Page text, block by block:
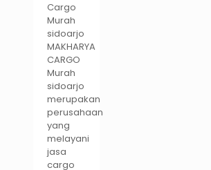
Cargo
Murah
sidoarjo
MAKHARYA
CARGO
Murah
sidoarjo
merupakan
perusahaan
yang
melayani
jasa
cargo